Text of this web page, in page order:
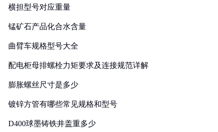
横担型号对应重量
锰矿石产品化合水含量
曲臂车规格型号大全
配电柜母排螺栓力矩要求及连接规范详解
膨胀螺丝尺寸是多少
镀锌方管有哪些常见规格和型号
D400球墨铸铁井盖重多少